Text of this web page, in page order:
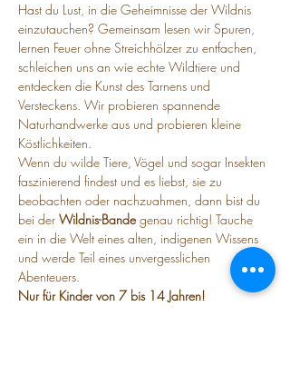
Hast du Lust, in die Geheimnisse der Wildnis
einzutauchen? Gemeinsam lesen wir Spuren,
lernen Feuer ohne Streichhölzer zu entfachen,
schleichen uns an wie echte Wildtiere und
entdecken die Kunst des Tarnens und
Versteckens. Wir probieren spannende
Naturhandwerke aus und probieren kleine
Köstlichkeiten.
Wenn du wilde Tiere, Vögel und sogar Insekten
faszinierend findest und es liebst, sie zu
beobachten oder nachzuahmen, dann bist du
bei der Wildnis-Bande genau richtig! Tauche
ein in die Welt eines alten, indigenen Wissens
und werde Teil eines unvergesslichen
Abenteuers.
Nur für Kinder von 7 bis 14 Jahren!